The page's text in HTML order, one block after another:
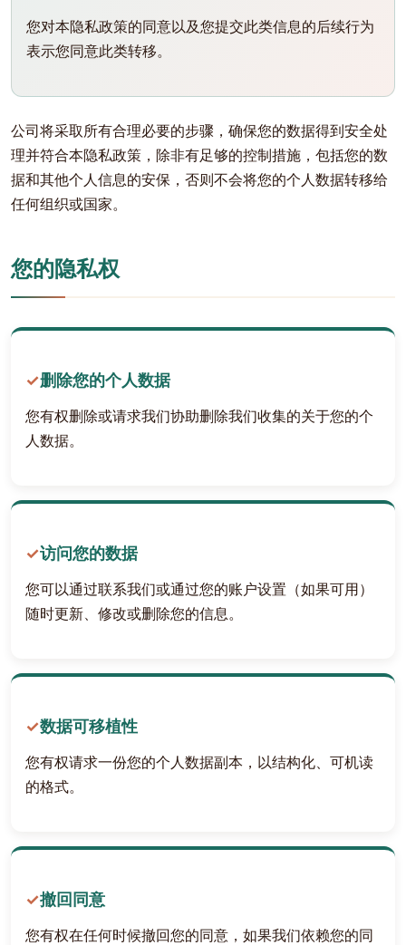
您对本隐私政策的同意以及您提交此类信息的后续行为
表示您同意此类转移。
公司将采取所有合理必要的步骤，确保您的数据得到安全处
理并符合本隐私政策，除非有足够的控制措施，包括您的数
据和其他个人信息的安保，否则不会将您的个人数据转移给
任何组织或国家。
您的隐私权
删除您的个人数据
您有权删除或请求我们协助删除我们收集的关于您的个
人数据。
访问您的数据
您可以通过联系我们或通过您的账户设置（如果可用）
随时更新、修改或删除您的信息。
数据可移植性
您有权请求一份您的个人数据副本，以结构化、可机读
的格式。
撤回同意
您有权在任何时候撤回您的同意，如果我们依赖您的同